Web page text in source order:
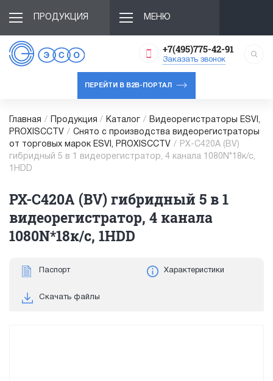
ПРОДУКЦИЯ МЕНЮ
+7(495)775-42-91
Заказать звонок
ПЕРЕЙТИ В B2B-ПОРТАЛ
Главная / Продукция / Каталог /
Видеорегистраторы ESVI,
PROXISCCTV / Снято с производства видеорегистраторы
от торговых марок ESVI, PROXISCCTV /
PX-C420A (BV)
гибридный 5 в 1 видеорегистратор, 4 канала 1080N*18к/с,
1HDD
PX-C420A (BV) гибридный 5 в 1
видеорегистратор, 4 канала
1080N*18к/с, 1HDD
Паспорт Характеристики
Скачать файлы